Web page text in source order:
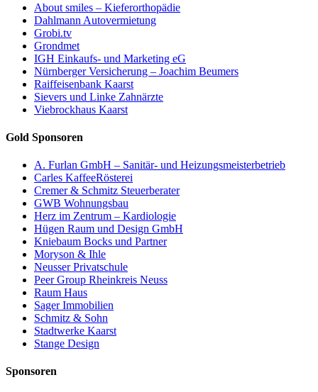
About smiles – Kieferorthopädie
Dahlmann Autovermietung
Grobi.tv
Grondmet
IGH Einkaufs- und Marketing eG
Nürnberger Versicherung – Joachim Beumers
Raiffeisenbank Kaarst
Sievers und Linke Zahnärzte
Viebrockhaus Kaarst
Gold Sponsoren
A. Furlan GmbH – Sanitär- und Heizungsmeisterbetrieb
Carles KaffeeRösterei
Cremer & Schmitz Steuerberater
GWB Wohnungsbau
Herz im Zentrum – Kardiologie
Hügen Raum und Design GmbH
Kniebaum Bocks und Partner
Moryson & Ihle
Neusser Privatschule
Peer Group Rheinkreis Neuss
Raum Haus
Sager Immobilien
Schmitz & Sohn
Stadtwerke Kaarst
Stange Design
Sponsoren